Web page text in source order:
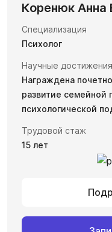
Коренюк Анна
Специализация
Психолог
Научные достижения
Награждена
развитие семейной
психологической
Трудовой стаж
15 лет